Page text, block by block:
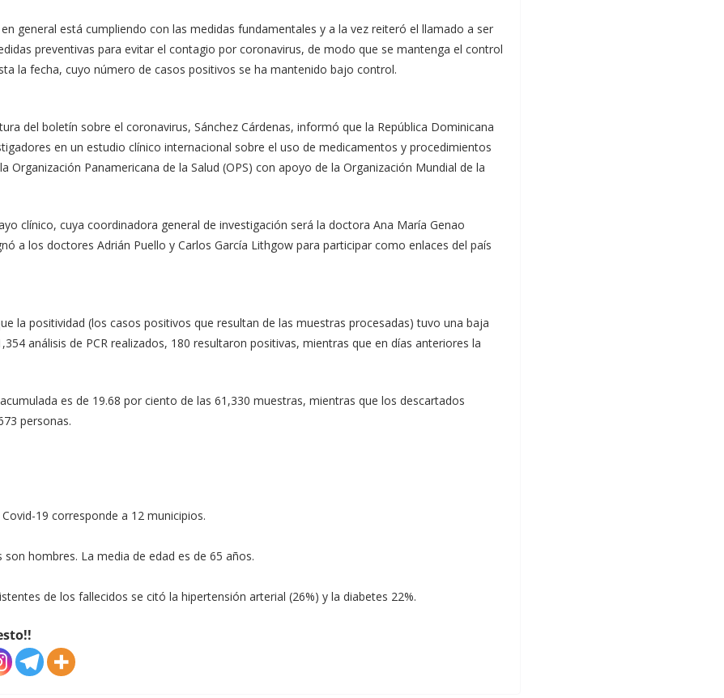
general está cumpliendo con las medidas fundamentales y a la vez reiteró el llamado a ser
preventivas para evitar el contagio por coronavirus, de modo que se mantenga el control
la fecha, cuyo número de casos positivos se ha mantenido bajo control.
del boletín sobre el coronavirus, Sánchez Cárdenas, informó que la República Dominicana
en un estudio clínico internacional sobre el uso de medicamentos y procedimientos
Organización Panamericana de la Salud (OPS) con apoyo de la Organización Mundial de la
clínico, cuya coordinadora general de investigación será la doctora Ana María Genao
a los doctores Adrián Puello y Carlos García Lithgow para participar como enlaces del país
la positividad (los casos positivos que resultan de las muestras procesadas) tuvo una baja
análisis de PCR realizados, 180 resultaron positivas, mientras que en días anteriores la
es de 19.68 por ciento de las 61,330 muestras, mientras que los descartados
personas.
19 corresponde a 12 municipios.
son hombres. La media de edad es de 65 años.
de los fallecidos se citó la hipertensión arterial (26%) y la diabetes 22%.